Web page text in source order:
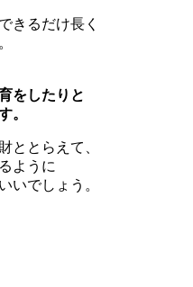
きるだけ長く
をしたりと
。
ととらえて、
ように
いでしょう。